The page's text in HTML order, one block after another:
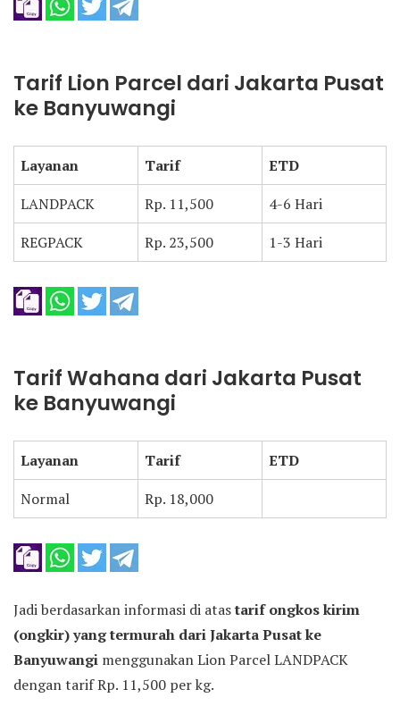
Tarif Lion Parcel dari Jakarta Pusat
ke Banyuwangi
Layanan Tarif
ETD
LANDPACK
Rp. 11,500
4-6 Hari
REGPACK
Rp. 23,500 1-3 Hari
Tarif Wahana dari Jakarta Pusat
ke Banyuwangi
Layanan Tarif
ETD
Normal
Rp. 18,000
Jadi berdasarkan informasi di atastarif ongkos kirim
(ongkir) yang termurah dari Jakarta Pusat ke
Banyuwangi menggunakan Lion Parcel LANDPACK
dengan tarif Rp. 11,500 per kg.